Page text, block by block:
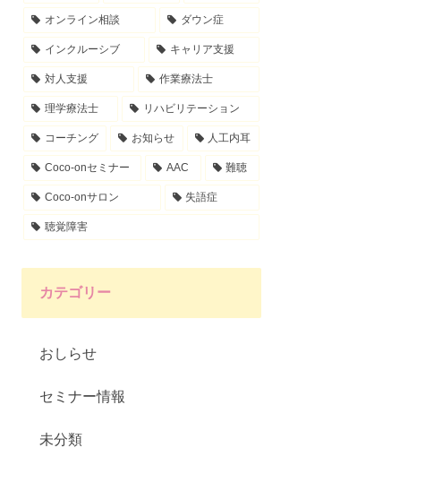
オンライン相談 ダウン症
インクルーシブ キャリア支援
対人支援 作業療法士
理学療法士 リハビリテーション
コーチング お知らせ 人工内耳
Coco-onセミナー AAC 難聴
Coco-onサロン 失語症
聴覚障害
カテゴリー
おしらせ
セミナー情報
未分類